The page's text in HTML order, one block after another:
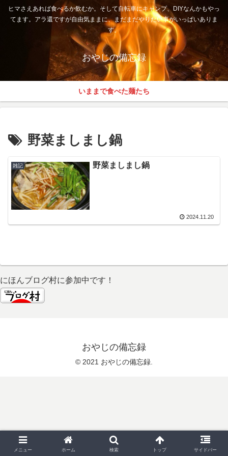
ヒマさえあれば食べるか飲むか。そして自転車にキャンプ、DIYなんかもやっ
てます。アラ還ですが自由気ままに、まだまだやりたい事がいっぱいありま
す。
おやじの備忘録
いままで食べた麺たち
野菜ましまし鍋
雑記 野菜ましまし鍋
2024.11.20
にほんブログ村に参加中です！
おやじの備忘録
© 2021 おやじの備忘録.
メニュー ホーム 検索 トップ サイドバー